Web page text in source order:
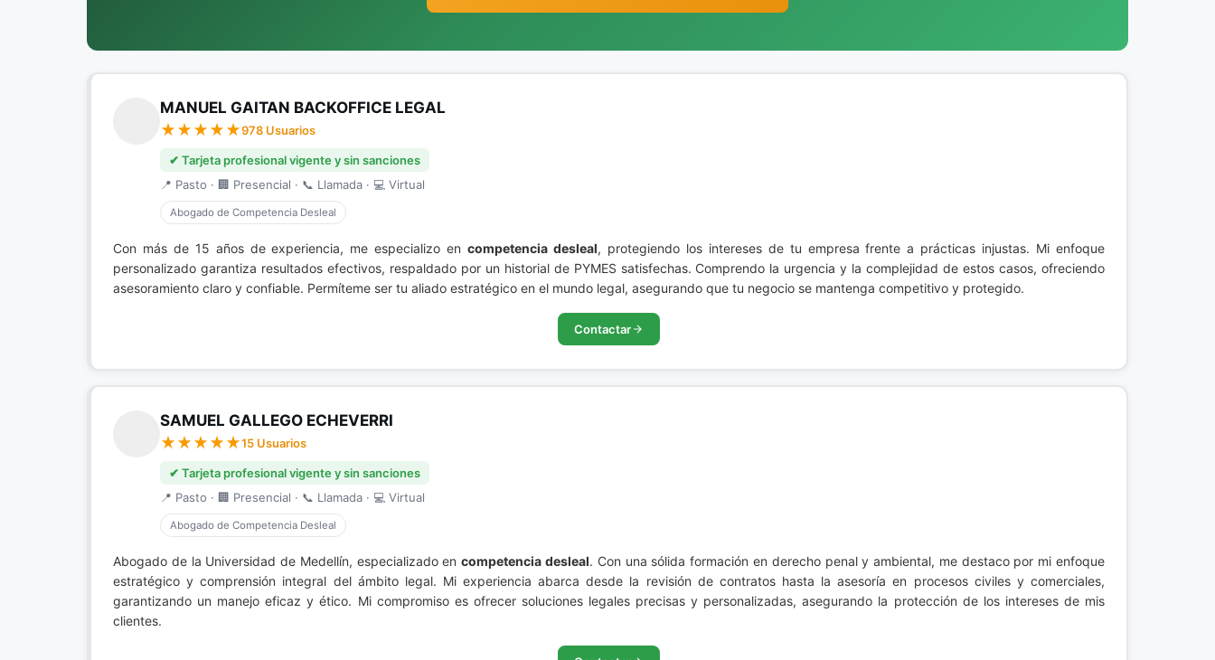
MANUEL GAITAN BACKOFFICE LEGAL
978 Usuarios
✔ Tarjeta profesional vigente y sin sanciones
📍 Pasto · 🏢 Presencial · 📞 Llamada · 💻 Virtual
Abogado de Competencia Desleal
Con más de 15 años de experiencia, me especializo encompetencia desleal, protegiendo los intereses de tu empresa frente a prácticas injustas. Mi enfoque
personalizado garantiza resultados efectivos, respaldado por un historial de PYMES satisfechas. Comprendo la urgencia y la complejidad de estos casos, ofreciendo
asesoramiento claro y confiable. Permíteme ser tu aliado estratégico en el mundo legal, asegurando que tu negocio se mantenga competitivo y protegido.
Contactar
SAMUEL GALLEGO ECHEVERRI
15 Usuarios
✔ Tarjeta profesional vigente y sin sanciones
📍 Pasto · 🏢 Presencial · 📞 Llamada · 💻 Virtual
Abogado de Competencia Desleal
Abogado de la Universidad de Medellín, especializado encompetencia desleal. Con una sólida formación en derecho penal y ambiental, me destaco por mi enfoque
estratégico y comprensión integral del ámbito legal. Mi experiencia abarca desde la revisión de contratos hasta la asesoría en procesos civiles y comerciales,
garantizando un manejo eficaz y ético. Mi compromiso es ofrecer soluciones legales precisas y personalizadas, asegurando la protección de los intereses de mis
clientes.